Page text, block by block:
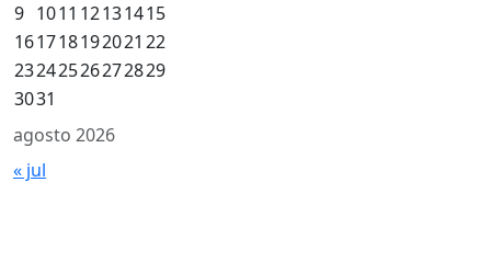
agosto 2026
9 1011 12131415
161718192021 22
23242526272829
3031
« jul